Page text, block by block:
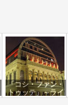
「コシ・ファン・
トゥッテ」～ライ
ヴ